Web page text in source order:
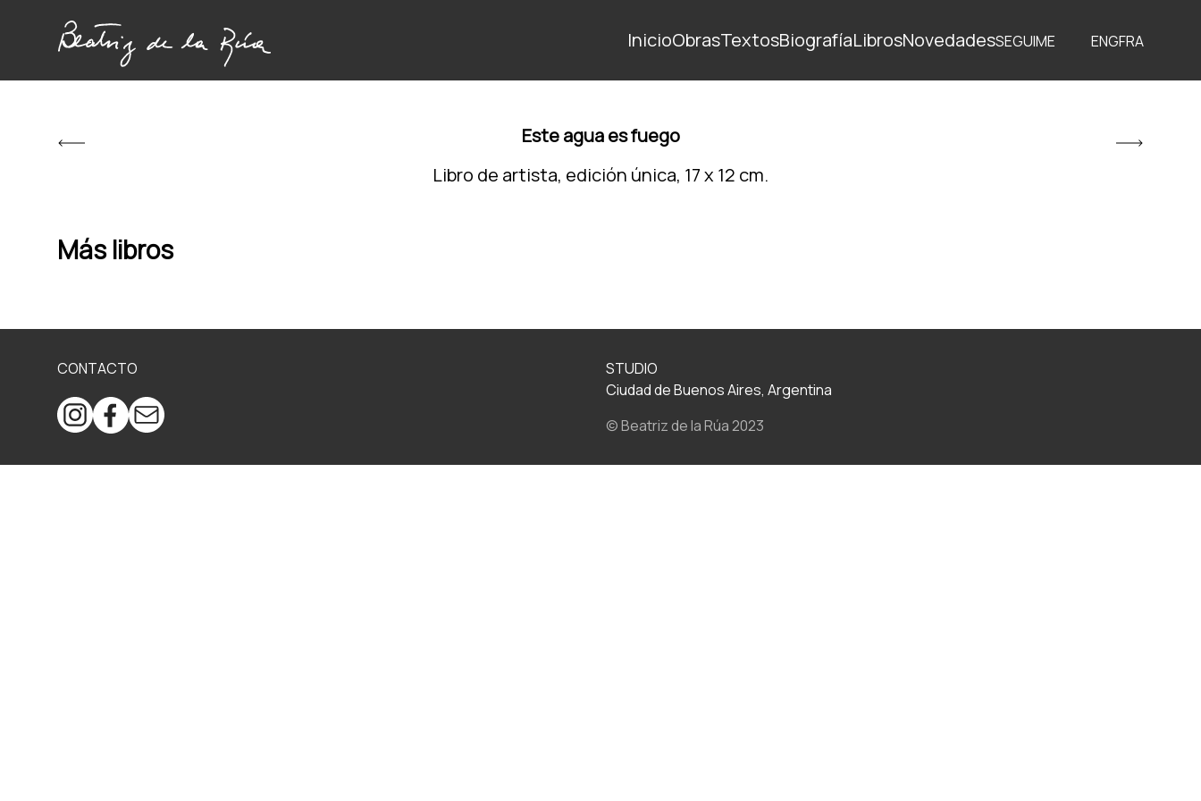
InicioObrasTextosBiografíaLibrosNovedadesSEGUIME ENGFRA
Este agua es fuego
Libro de artista, edición única, 17 x 12 cm.
Más libros
CONTACTO
STUDIO
Ciudad de Buenos Aires, Argentina
© Beatriz de la Rúa 2023